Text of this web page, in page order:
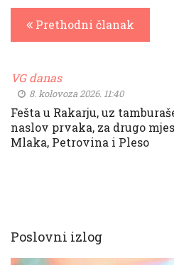
Prethodni članak
VG danas
8. kolovoza 2026. 11:40
Fešta u Rakarju, uz
naslov prvaka, za drugo
Mlaka, Petrovina i Pleso
Poslovni izlog